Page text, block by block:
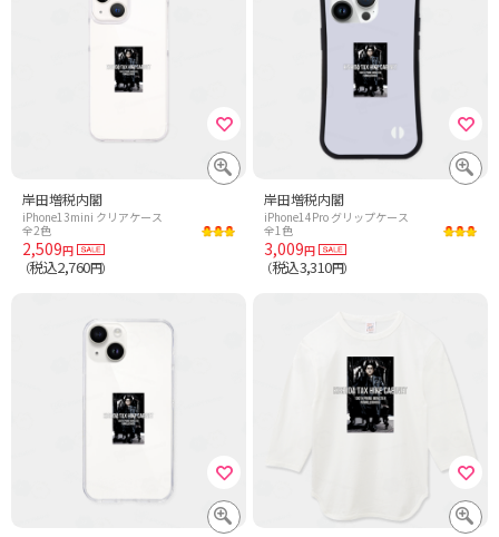
岸田増税内閣
iPhone13mini クリアケース
全2色
2,509円
（税込2,760円）
岸田増税内閣
iPhone14Pro グリップケース
全1色
3,009円
（税込3,310円）